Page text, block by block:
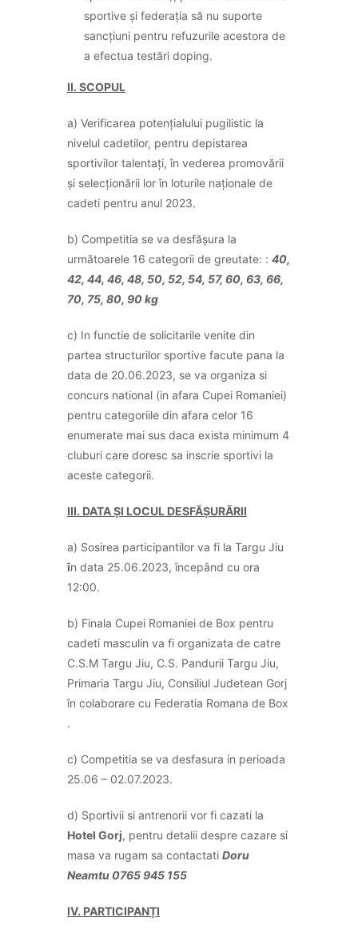
sportive și federația să nu suporte
sancțiuni pentru refuzurile acestora de
a efectua testări doping.
II. SCOPUL
a) Verificarea potențialului pugilistic la
nivelul cadetilor, pentru depistarea
sportivilor talentați, în vederea promovării
și selecționării lor în loturile naționale de
cadeti pentru anul 2023.
b) Competitia se va desfășura la
următoarele 16 categorii de greutate: : 40,
42, 44, 46, 48, 50, 52, 54, 57, 60, 63, 66,
70, 75, 80, 90 kg
c) In functie de solicitarile venite din
partea structurilor sportive facute pana la
data de 20.06.2023, se va organiza si
concurs national (in afara Cupei Romaniei)
pentru categoriile din afara celor 16
enumerate mai sus daca exista minimum 4
cluburi care doresc sa inscrie sportivi la
aceste categorii.
III. DATA ȘI LOCUL DESFĂȘURĂRII
a) Sosirea participantilor va fi la Targu Jiu
în data 25.06.2023, începând cu ora
12:00.
b) Finala Cupei Romaniei de Box pentru
cadeti masculin va fi organizata de catre
C.S.M Targu Jiu, C.S. Pandurii Targu Jiu,
Primaria Targu Jiu, Consiliul Judetean Gorj
în colaborare cu Federatia Romana de Box
.
c) Competitia se va desfasura in perioada
25.06 – 02.07.2023.
d) Sportivii si antrenorii vor fi cazati la
Hotel Gorj, pentru detalii despre cazare si
masa va rugam sa contactati Doru
Neamtu 0765 945 155
IV. PARTICIPANȚI